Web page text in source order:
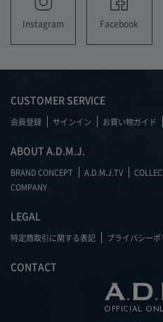
Instagram Facebook
CUSTOMER SERVICE
会員登録 サインイン お買い物ガイド
ABOUT A.D.M.J.
BRAND CONCEPT A.D.M.J.TV
COMPANY
LEGAL
特定商取引に関する表記 プライバシーポ
CONTACT
OFFICIAL